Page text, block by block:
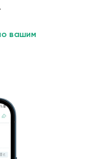
вашим